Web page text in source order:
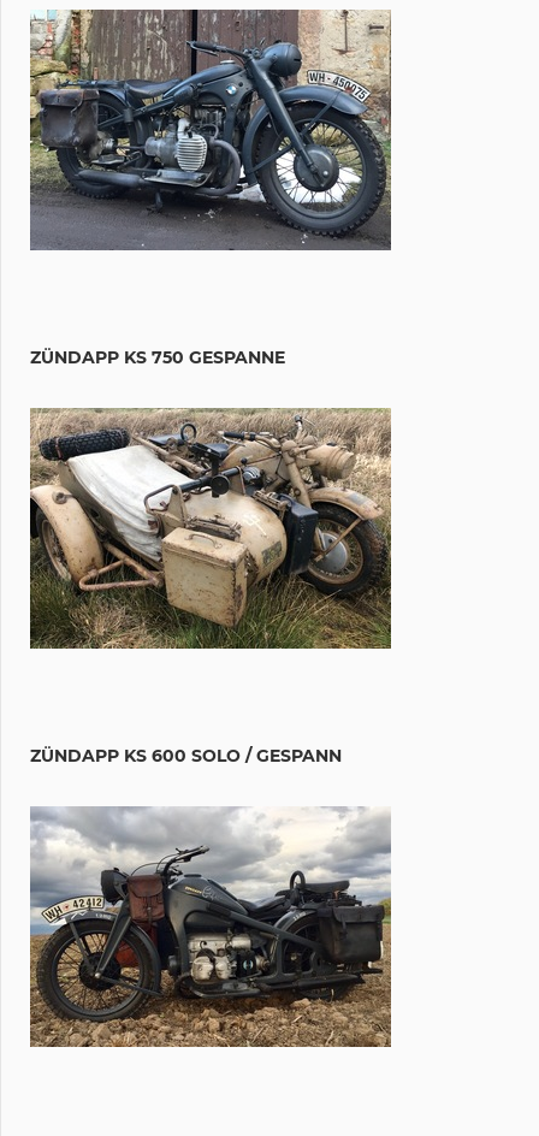
ZÜNDAPP KS 750 GESPANNE
ZÜNDAPP KS 600 SOLO / GESPANN